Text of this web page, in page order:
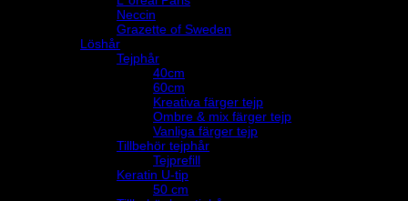
Neccin
Grazette of Sweden
Löshår
Tejphår
40cm
60cm
Kreativa färger tejp
Ombre & mix färger tejp
Vanliga färger tejp
Tillbehör tejphår
Tejprefill
Keratin U-tip
50 cm